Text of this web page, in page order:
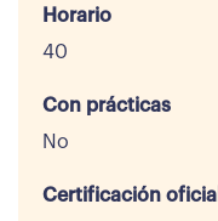
Horario
40
Con prácticas
No
Certificación oficial